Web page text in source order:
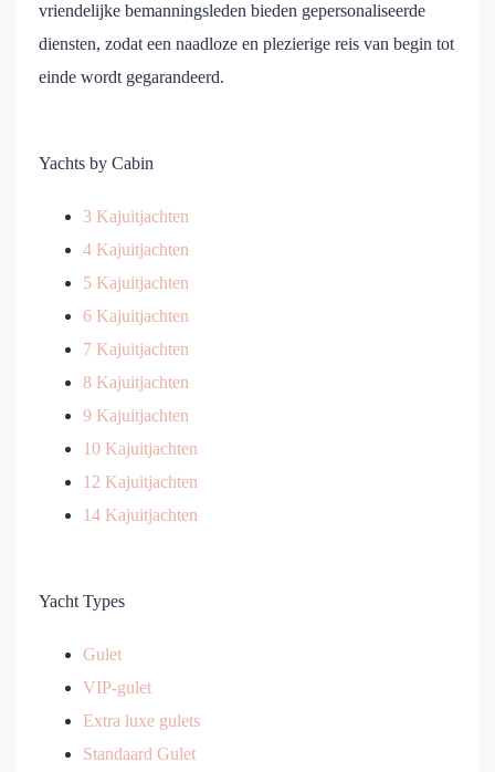
vriendelijke bemanningsleden bieden gepersonaliseerde
diensten, zodat een naadloze en plezierige reis van begin tot
einde wordt gegarandeerd.
Yachts by Cabin
3 Kajuitjachten
4 Kajuitjachten
5 Kajuitjachten
6 Kajuitjachten
7 Kajuitjachten
8 Kajuitjachten
9 Kajuitjachten
10 Kajuitjachten
12 Kajuitjachten
14 Kajuitjachten
Yacht Types
Gulet
VIP-gulet
Extra luxe gulets
Standaard Gulet